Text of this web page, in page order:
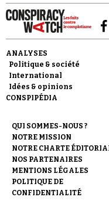
ANALYSES
Politique & société
International
Idées & opinions
CONSPIPÉDIA
QUI SOMMES-NOUS ?
NOTRE MISSION
NOTRE CHARTE
NOS PARTENAIRES
MENTIONS LÉGALES
POLITIQUE DE
CONFIDENTIALITÉ